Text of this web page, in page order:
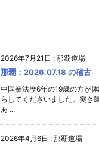
2026年7月21日 : 那覇道場
那覇：2026.07.18 の稽古
中国拳法歴6年の19歳の方が
らしてくださいました。突き
あ ...
2026年4月6日 : 那覇道場